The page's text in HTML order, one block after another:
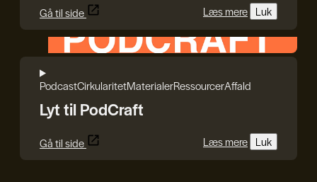
Gå til side Læs mere Luk
HEPHAESTUS
PodcastCirkularitetMaterialerRessourcerAffald
Lyt til PodCraft
Gå til side Læs mere Luk